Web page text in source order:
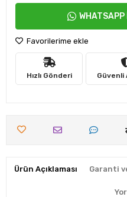
WHATSAPP
Favorilerime ekle
Hızlı Gönderi Güvenli
Ürün Açıklaması Garanti